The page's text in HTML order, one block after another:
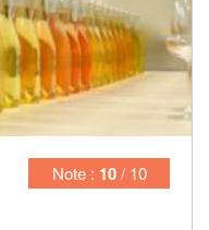
Note : 10/ 10